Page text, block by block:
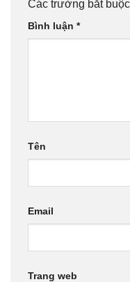
Các trường bắt
Bình luận *
Tên
Email
Trang web